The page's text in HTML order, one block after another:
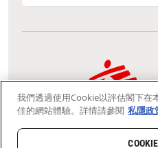
通訊資料更新 鳴謝
我們採用安全通訊端層 (Secure
資料在你的瀏覽器和我們伺服
慈善團體免稅檔
我們透過使用Cookie以評估閣下在
佳的網站體驗。詳情請參閱 私隱政